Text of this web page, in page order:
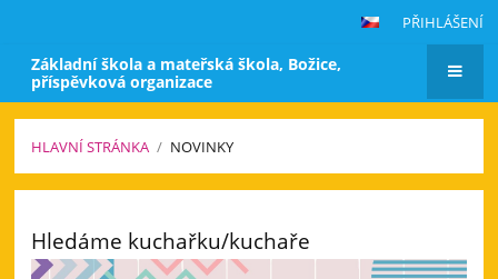
PŘIHLÁŠENÍ
Základní škola a mateřská škola, Božice,
příspěvková organizace
HLAVNÍ STRÁNKA / NOVINKY
Hledáme kuchařku/kuchaře